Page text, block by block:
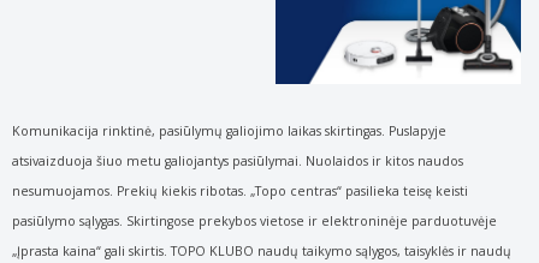
Komunikacija rinktinė, pasiūlymų galiojimo laikas skirtingas. Puslapyje
atsivaizduoja šiuo metu galiojantys pasiūlymai. Nuolaidos ir kitos naudos
nesumuojamos. Prekių kiekis ribotas. „Topo centras“ pasilieka teisę keisti
pasiūlymo sąlygas. Skirtingose prekybos vietose ir elektroninėje parduotuvėje
„Įprasta kaina“ gali skirtis. TOPO KLUBO naudų taikymo sąlygos, taisyklės ir naudų